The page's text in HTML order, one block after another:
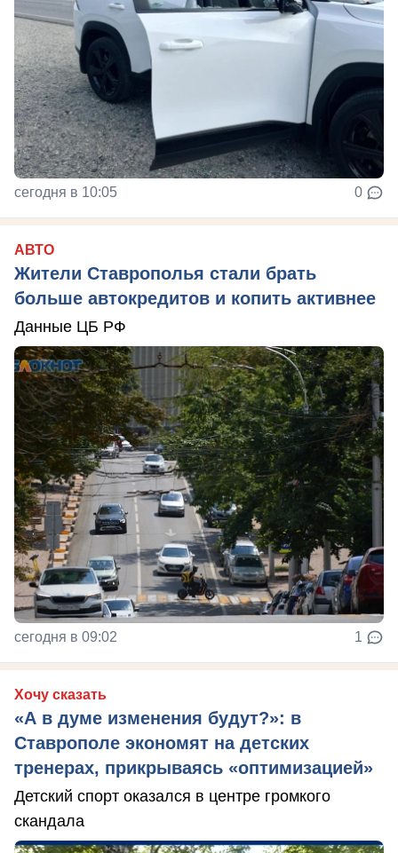
сегодня в 10:05 0
АВТО
Жители Ставрополья стали брать
больше автокредитов и копить активнее
Данные ЦБ РФ
сегодня в 09:02 1
Хочу сказать
«А в думе изменения будут?»: в
Ставрополе экономят на детских
тренерах, прикрываясь «оптимизацией»
Детский спорт оказался в центре громкого
скандала